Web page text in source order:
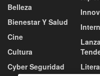
Belleza
Bienestar Y Salud
Cine
Cultura
Cyber Seguridad